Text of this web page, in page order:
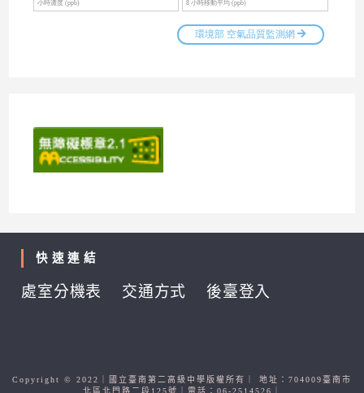
快速連結
處室分機表 交通方式 後臺登入
Copyright © 2022｜國立臺南第二高級中學版權所有｜ 地址：704009臺南市
北區北門路二段125號｜電話：06-2514526｜